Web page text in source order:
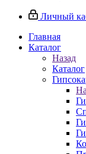
Личный
Главная
Каталог
Назад
Каталог